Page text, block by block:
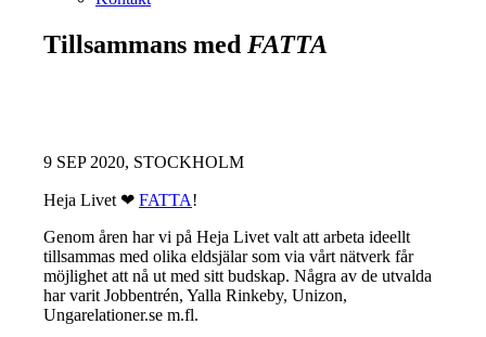
Tillsammans med FATTA
9 SEP 2020, STOCKHOLM
Heja Livet ❤ FATTA!
Genom åren har vi på Heja Livet valt att arbeta ideellt
tillsammas med olika eldsjälar som via vårt nätverk får
möjlighet att nå ut med sitt budskap. Några av de utvalda
har varit Jobbentrén, Yalla Rinkeby, Unizon,
Ungarelationer.se m.fl.